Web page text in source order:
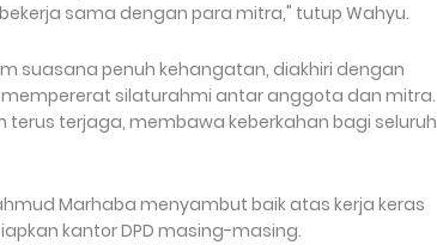
sama dengan para mitra," tutup Wahyu.
suasana penuh kehangatan, diakhiri dengan
silaturahmi antar anggota dan mitra.
terjaga, membawa keberkahan bagi seluruh
Marhaba menyambut baik atas kerja keras
kantor DPD masing-masing.